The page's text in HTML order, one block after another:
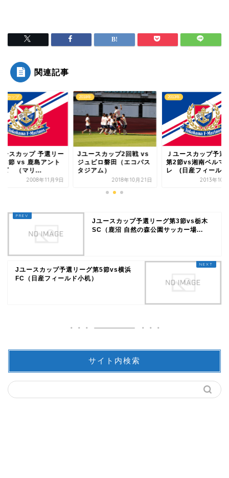
関連記事
2018年
ユースカップ2回戦 vs
ュビロ磐田（エコパス
ジアム）
2018年10月21日
2013年
Ｊユースカップ予選ﾘｰｸﾞ
第2節vs湘南ベルマー
レ (日産フィール...
2013年10月20日
Ｊユースカップ
Ｊユースカップ
グ 第4節 vs 鹿島
ラーズ （マリ...
2008
Jユースカップ予選リーグ第3節vs栃木
SC（鹿沼 自然の森公園サッカー場...
Jユースカップ予選リーグ第5節vs横浜
FC（日産フィールド小机）
サイト内検索